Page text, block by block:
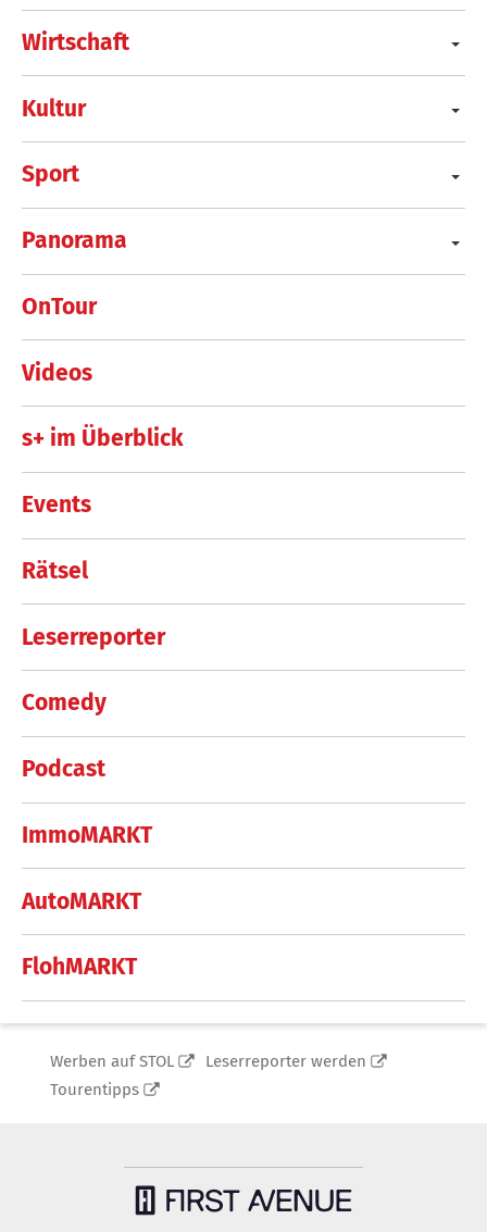
Wirtschaft
Kultur
Sport
Panorama
OnTour
Videos
s+ im Überblick
Events
Rätsel
Leserreporter
Comedy
Podcast
ImmoMARKT
AutoMARKT
FlohMARKT
Werben auf STOL
Leserreporter werden
Tourentipps